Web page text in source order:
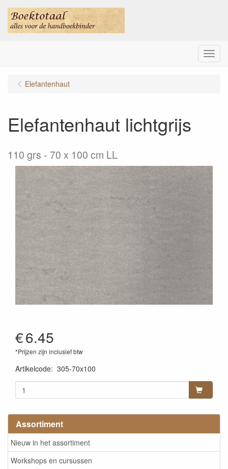
Menu
Assortiment
Nieuw in het assortiment
Workshops en cursussen
Elefantenhaut
Elefantenhaut lichtgrijs
110 grs - 70 x 100 cm LL
€6.45
*Prijzen zijn inclusief btw
Artikelcode: 305-70x100